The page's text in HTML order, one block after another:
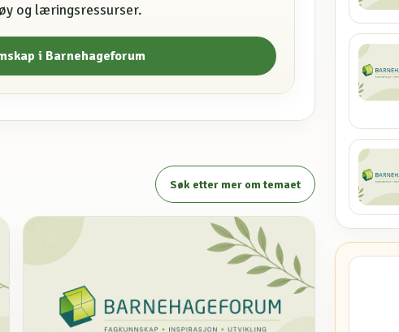
og læringsressurser.
i Barnehageforum
Søk etter mer om temaet